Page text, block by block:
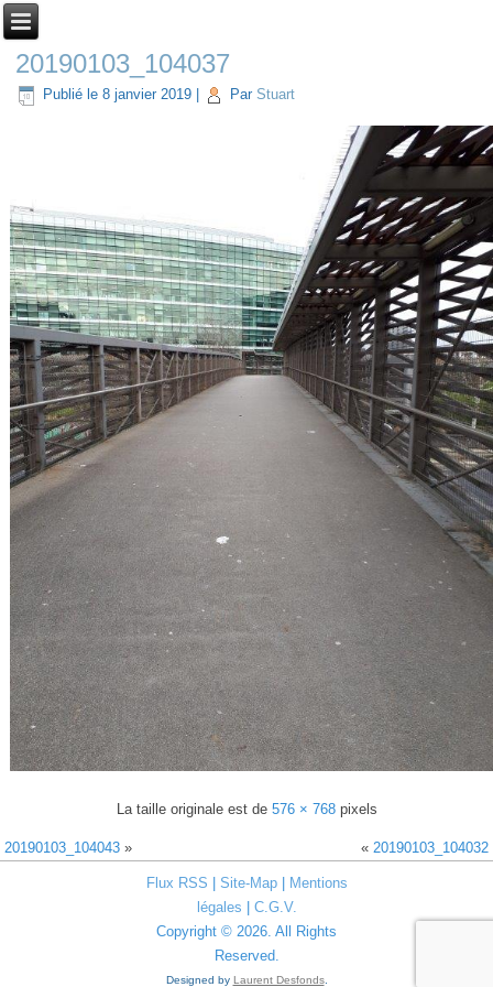
20190103_104037
Publié le 8 janvier 2019 Par Stuart
La taille originale est de 576 × 768pixels
20190103_104043 » « 20190103_104032
Flux RSS Site-Map|
Mentions
légales
C.G.V.
Copyright © 2026. All Rights
Reserved.
Designed by Laurent Desfonds.